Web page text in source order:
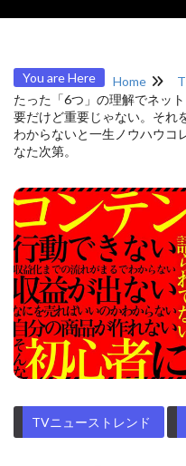
You are Here Home
たった「6つ」の理解でネッ
要だけど重要じゃない。そ
わからないと一生ノウハウコ
なた次第。
TVニューストレンド